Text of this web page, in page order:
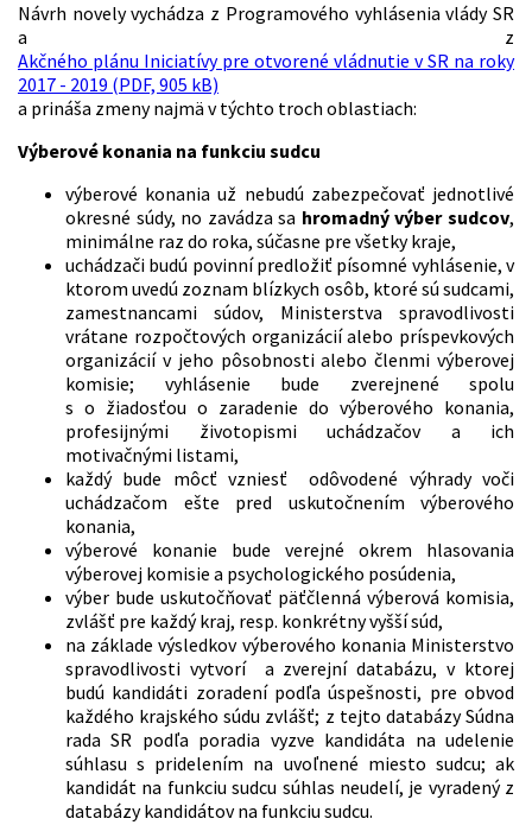
Návrh novely vychádza z Programového vyhlásenia vlády SR
a z
Akčného plánu Iniciatívy pre otvorené vládnutie v SR na roky
2017 - 2019 (PDF, 905 kB)
a prináša zmeny najmä v týchto troch oblastiach:
Výberové konania na funkciu sudcu
výberové konania už nebudú zabezpečovať jednotlivé
okresné súdy, no zavádza sa hromadný výber sudcov,
minimálne raz do roka, súčasne pre všetky kraje,
uchádzači budú povinní predložiť písomné vyhlásenie, v
ktorom uvedú zoznam blízkych osôb, ktoré sú sudcami,
zamestnancami súdov, Ministerstva spravodlivosti
vrátane rozpočtových organizácií alebo príspevkových
organizácií v jeho pôsobnosti alebo členmi výberovej
komisie; vyhlásenie bude zverejnené spolu
s o žiadosťou o zaradenie do výberového konania,
profesijnými životopismi uchádzačov a ich
motivačnými listami,
každý bude môcť vzniesť odôvodené výhrady voči
uchádzačom ešte pred uskutočnením výberového
konania,
výberové konanie bude verejné okrem hlasovania
výberovej komisie a psychologického posúdenia,
výber bude uskutočňovať päťčlenná výberová komisia,
zvlášť pre každý kraj, resp. konkrétny vyšší súd,
na základe výsledkov výberového konania Ministerstvo
spravodlivosti vytvorí a zverejní databázu, v ktorej
budú kandidáti zoradení podľa úspešnosti, pre obvod
každého krajského súdu zvlášť; z tejto databázy Súdna
rada SR podľa poradia vyzve kandidáta na udelenie
súhlasu s pridelením na uvoľnené miesto sudcu; ak
kandidát na funkciu sudcu súhlas neudelí, je vyradený z
databázy kandidátov na funkciu sudcu.